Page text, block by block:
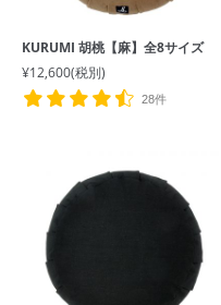
KURUMI 胡桃【麻】全8サイズ
¥12,600(税別)
28件